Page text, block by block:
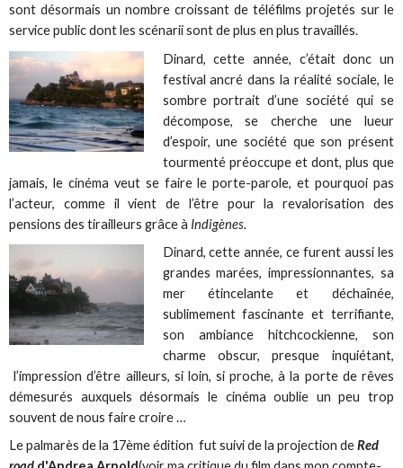
sont désormais un nombre croissant de téléfilms projetés sur le
service public dont les scénarii sont de plus en plus travaillés.
Dinard, cette année, c’était donc un
festival ancré dans la réalité sociale, le
sombre portrait d’une société qui se
décompose, se cherche une lueur
d’espoir, une société que son présent
tourmenté préoccupe et dont, plus que
jamais, le cinéma veut se faire le porte-parole, et pourquoi pas
l’acteur, comme il vient de l’être pour la revalorisation des
pensions des tirailleurs grâce à Indigènes.
Dinard, cette année, ce furent aussi les
grandes marées, impressionnantes, sa
mer étincelante et déchaînée,
sublimement fascinante et terrifiante,
son ambiance hitchcockienne, son
charme obscur, presque inquiétant,
l’impression d’être ailleurs, si loin, si proche, à la porte de rêves
démesurés auxquels désormais le cinéma oublie un peu trop
souvent de nous faire croire …
Le palmarès de la 17ème édition fut suivi de la projection deRed